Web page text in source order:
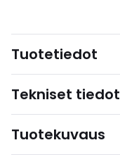
Tuotetiedot
Tekniset tiedot
Tuotekuvaus